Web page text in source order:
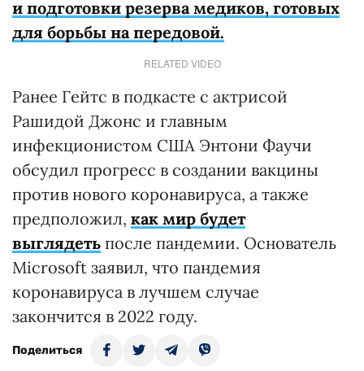
и подготовки резерва медиков, готовых
для борьбы на передовой.
RELATED VIDEO
Ранее Гейтс в подкасте с актрисой
Рашидой Джонс и главным
инфекционистом США Энтони Фаучи
обсудил прогресс в создании вакцины
против нового коронавируса, а также
предположил, как мир будет
выглядеть после пандемии. Основатель
Microsoft заявил, что пандемия
коронавируса в лучшем случае
закончится в 2022 году.
Поделиться